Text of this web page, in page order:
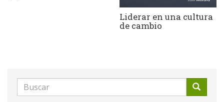
Liderar en una cultura
de cambio
Formulario